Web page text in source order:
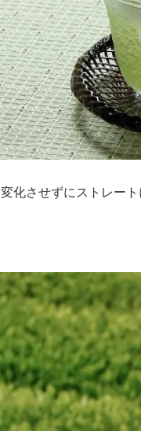
化させずにストレート